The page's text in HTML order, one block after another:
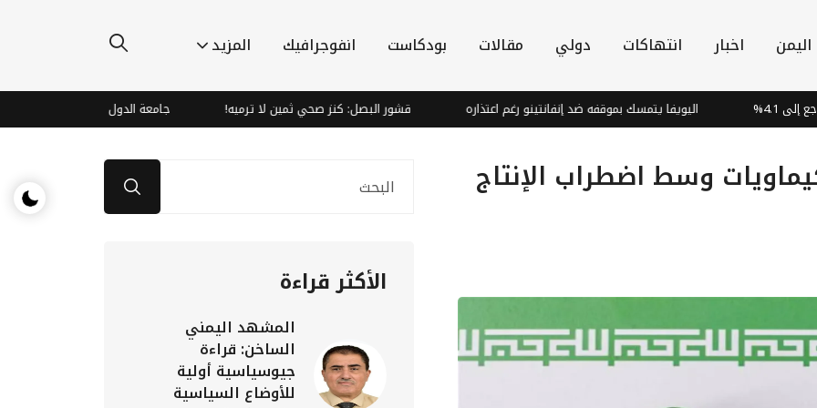
اليمن اخبار انتهاكات دولي مقالات بودكاست انفوجرافيك المزيد
اليويفا يتمسك بموقفه ضد إنفانتينو رغم اعتذاره قشور البصل: كنز صحي ثمين لا ترميه! جامعة الدول العربية تدين هجمات
وسط اضطراب الإنتاج
الأكثر قراءة
المشهد اليمني
الساخن: قراءة
جيوسياسية أولية
للأوضاع السياسية